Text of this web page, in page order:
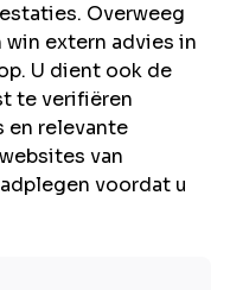
Overweeg
extern advies in
U dient ook de
te verifiëren
relevante
van
voordat u